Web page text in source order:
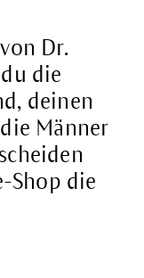
Dr.
die
deinen
Männer
Shop die